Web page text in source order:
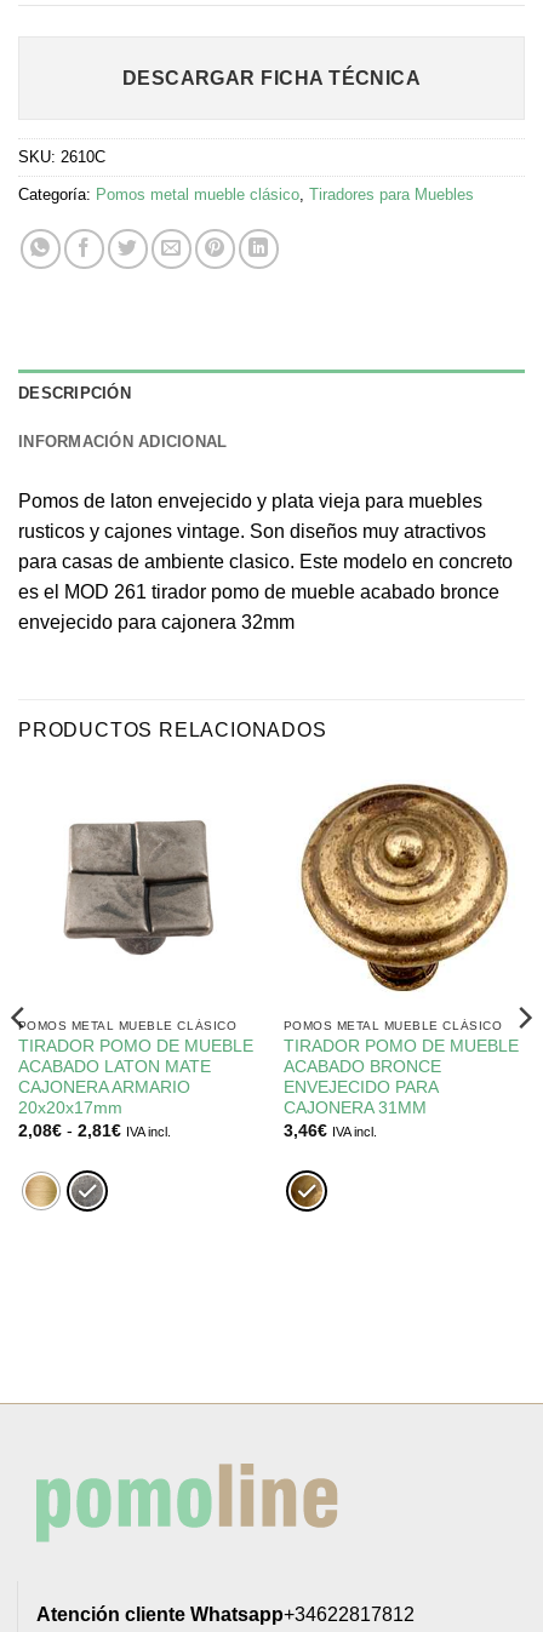
DESCARGAR FICHA TÉCNICA
SKU: 2610C
Categoría: Pomos metal mueble clásico, Tiradores para Muebles
DESCRIPCIÓN
INFORMACIÓN ADICIONAL
Pomos de laton envejecido y plata vieja para muebles
rusticos y cajones vintage. Son diseños muy atractivos
para casas de ambiente clasico. Este modelo en concreto
es el MOD 261 tirador pomo de mueble acabado bronce
envejecido para cajonera 32mm
PRODUCTOS RELACIONADOS
POMOS METAL MUEBLE CLÁSICO
TIRADOR POMO DE MUEBLE
ACABADO LATON MATE
CAJONERA ARMARIO
20x20x17mm
2,08€ - 2,81€Rango
IVA incl.
POMOS METAL MUEBLE CLÁSICO
TIRADOR POMO DE MUEBLE
ACABADO BRONCE
ENVEJECIDO PARA
CAJONERA 31MM
3,46€ IVA incl.
Atención cliente Whatsapp+34622817812